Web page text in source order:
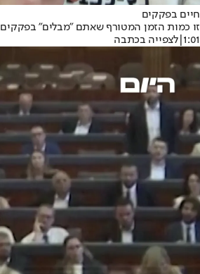
חיים בפקקים
זו כמות הזמן המטורף שאתם "מבלים" בפקקים
1:01
|לצפייה בכתבה